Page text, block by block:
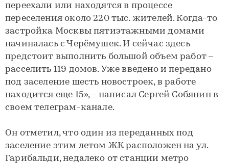
переехали или находятся в процессе
переселения около 220 тыс. жителей. Когда-то
застройка Москвы пятиэтажными домами
начиналась с Черёмушек. И сейчас здесь
предстоит выполнить большой объем работ –
расселить 119 домов. Уже введено и передано
под заселение шесть новостроек, в работе
находится еще 15», – написал Сергей Собянин в
своем телеграм-канале.
Он отметил, что один из переданных под
заселение этим летом ЖК расположен на ул.
Гарибальди, недалеко от станции метро